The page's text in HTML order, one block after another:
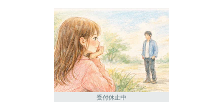
受付休止中